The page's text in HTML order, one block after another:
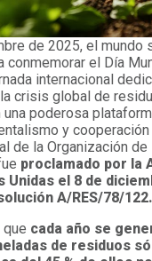
de 2025, el mundo
conmemorar el Día
internacional
crisis global de
una poderosa
y
de la Organización de
proclamado por la
Unidas el 8 de
A/RES/78/122.
que cada año se
de residuos